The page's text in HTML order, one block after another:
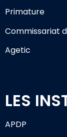
Primature
Commissariat
Agetic
LES
APDP